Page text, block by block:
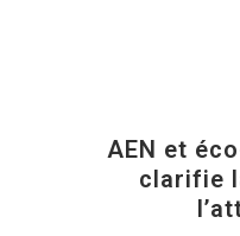
AEN et
clarifie